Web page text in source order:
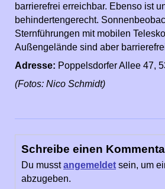
barrierefrei erreichbar. Ebenso ist
behindertengerecht.
Sternführungen mit mobilen
Außengelände sind aber
Adresse: Poppelsdorfer Allee 47,
(Fotos: Nico Schmidt)
Schreibe einen
Du musstangemeldet sein, um
abzugeben.